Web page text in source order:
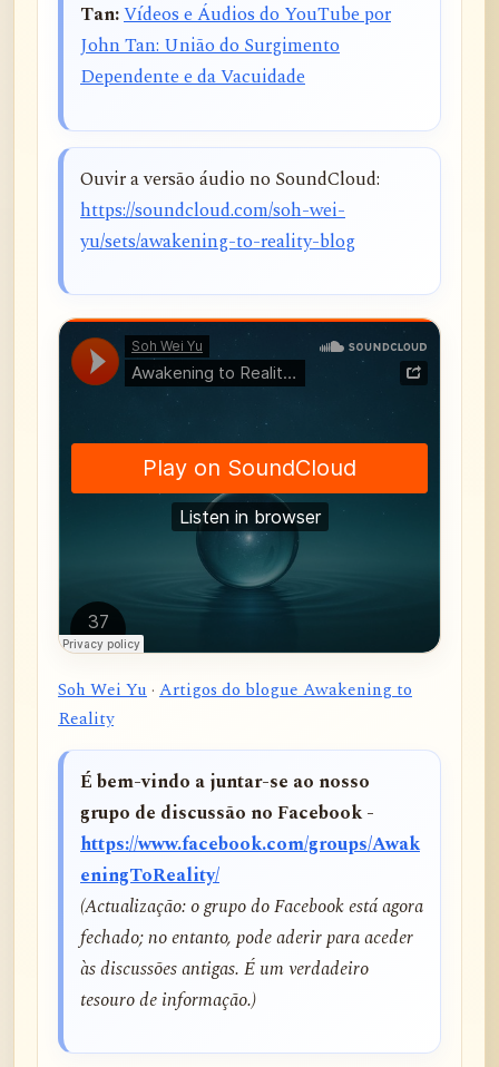
Tan:Vídeos e Áudios do YouTube por
John Tan: União do Surgimento
Dependente e da Vacuidade
Ouvir a versão áudio no SoundCloud:
https://soundcloud.com/soh-wei-
yu/sets/awakening-to-reality-blog
Soh Wei Yu· Artigos do blogue Awakening to
Reality
É bem-vindo a juntar-se ao nosso
grupo de discussão no Facebook -
https://www.facebook.com/groups/Awak
eningToReality/
(Actualização: o grupo do Facebook está agora
fechado; no entanto, pode aderir para aceder
às discussões antigas. É um verdadeiro
tesouro de informação.)